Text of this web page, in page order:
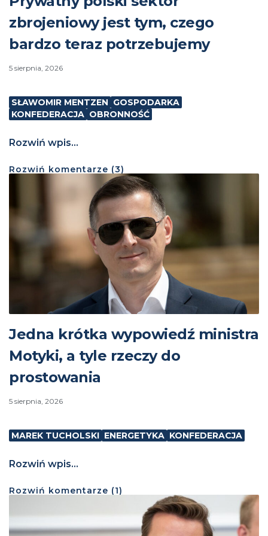
zbrojeniowy jest tym, czego
bardzo teraz potrzebujemy
5 sierpnia, 2026
SŁAWOMIR MENTZEN GOSPODARKA
KONFEDERACJA OBRONNOŚĆ
Rozwiń wpis...
Rozwiń komentarze (3)
Jedna krótka wypowiedź ministra
Motyki, a tyle rzeczy do
prostowania
5 sierpnia, 2026
MAREK TUCHOLSKI ENERGETYKA KONFEDERACJA
Rozwiń wpis...
Rozwiń komentarze (1)